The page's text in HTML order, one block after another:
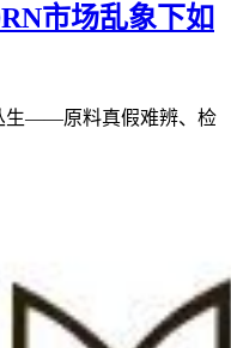
市场乱象下如
生——原料真假难辨、检